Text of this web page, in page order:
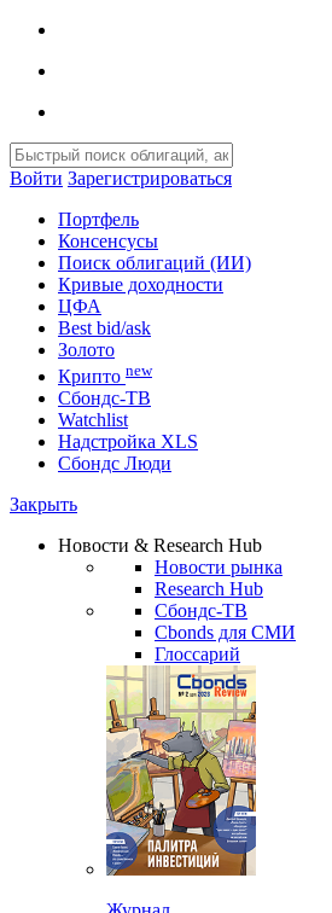
Войти Зарегистрироваться
Портфель
Консенсусы
Поиск облигаций (ИИ)
Кривые доходности
ЦФА
Best bid/ask
Золото
Крипто new
Сбондс-ТВ
Watchlist
Надстройка XLS
Сбондс Люди
Закрыть
Новости & Research Hub
Новости рынка
Research Hub
Сбондс-ТВ
Cbonds для СМИ
Глоссарий